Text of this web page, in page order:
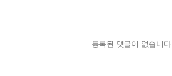
등록된 댓글이 없습니다.